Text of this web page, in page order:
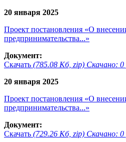
20 января 2025
Проект постановления «О
предпринимательства...»
Документ:
Скачать (785.08 Кб, zip) Скачано: 0
20 января 2025
Проект постановления «О
предпринимательства...»
Документ:
Скачать (729.26 Кб, zip) Скачано: 0